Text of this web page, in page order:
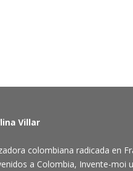
Villar
colombiana radicada en
a Colombia, Invente-moi